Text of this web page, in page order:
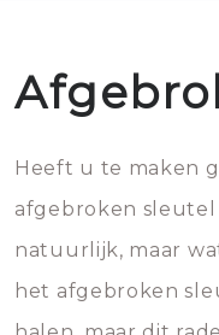
Heeft u te maken
afgebroken
natuurlijk, maar
het afgebroken